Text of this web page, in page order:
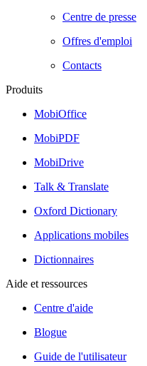
Centre de presse
Offres d'emploi
Contacts
Produits
MobiOffice
MobiPDF
MobiDrive
Talk & Translate
Oxford Dictionary
Applications mobiles
Dictionnaires
Aide et ressources
Centre d'aide
Blogue
Guide de l'utilisateur